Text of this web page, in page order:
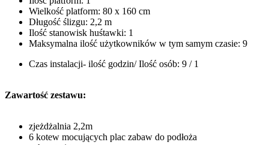
Wielkość platform: 80 x 160 cm
Długość ślizgu: 2,2 m
Ilość stanowisk huśtawki: 1
Maksymalna ilość użytkowników w tym samym czasie: 9
Czas instalacji- ilość godzin/ Ilość osób: 9 / 1
Zawartość zestawu:
zjeżdżalnia 2,2m
6 kotew mocujących plac zabaw do podłoża